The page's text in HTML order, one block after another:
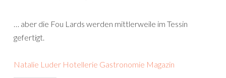
… aber die Fou Lards werden mittlerweile im Tessin
gefertigt.
Natalie Luder Hotellerie Gastronomie Magazin